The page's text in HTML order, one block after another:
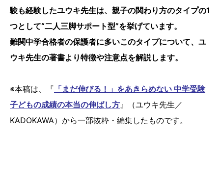
験も経験したユウキ先生は、親子の関わり方のタイプの1
つとして“二人三脚サポート型”を挙げています。
難関中学合格者の保護者に多いこのタイプについて、ユ
ウキ先生の著書より特徴や注意点を解説します。
※本稿は、『 「まだ伸びる！」をあきらめない 中学受験
子どもの成績の本当の伸ばし方 』（ユウキ先生／
KADOKAWA）から一部抜粋・編集したものです。